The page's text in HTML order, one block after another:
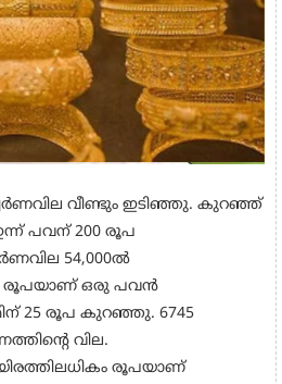
വീണ്ടും ഇടിഞ്ഞു. കുറഞ്ഞ്
പവന് 200 രൂപ
54,000ല്‍
രൂപയാണ് ഒരു പവന്‍
25 രൂപ കുറഞ്ഞു. 6745
വില.
രൂപയാണ്